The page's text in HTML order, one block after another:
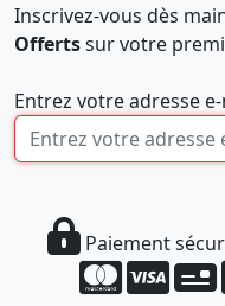
Inscrivez-vous dès
Offertssur votre
Entrez votre adresse
Paiement